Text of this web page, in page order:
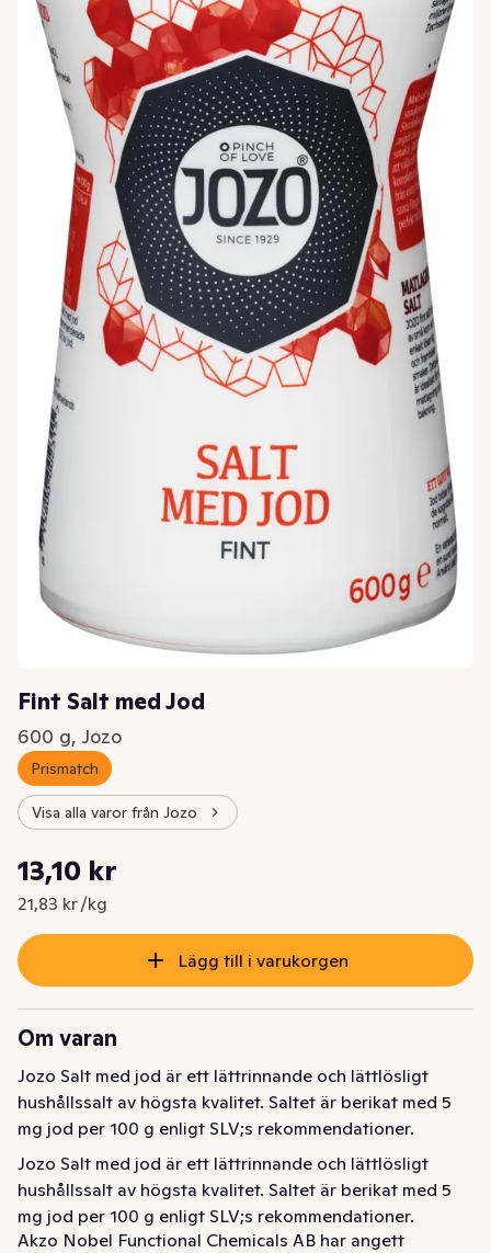
Fint Salt med Jod
600 g, Jozo
Prismatch
Visa alla varor från Jozo
Nuvarande pris är: 13,10 kr
13,10 kr
21,83 kr /kg
Styckpris: 21,83 kr /kg
Lägg till i varukorgen
Om varan
Jozo Salt med jod är ett lättrinnande och lättlösligt
hushållssalt av högsta kvalitet. Saltet är berikat med 5
mg jod per 100 g enligt SLV;s rekommendationer.
Jozo Salt med jod är ett lättrinnande och lättlösligt
hushållssalt av högsta kvalitet. Saltet är berikat med 5
mg jod per 100 g enligt SLV;s rekommendationer.
Akzo Nobel Functional Chemicals AB har angett